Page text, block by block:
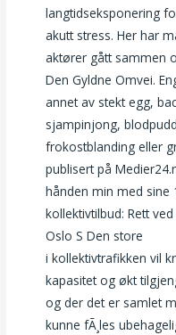
langtidseksponering
akutt stress. Her har
aktører gått sammen
Den Gyldne Omvei.
annet av stekt egg,
sjampinjong,
frokostblanding eller
publisert på
hånden min med sine
kollektivtilbud: Rett
Oslo S Den store
i kollektivtrafikken vil
kapasitet og økt
og der det er samlet
kunne fÃ¸les